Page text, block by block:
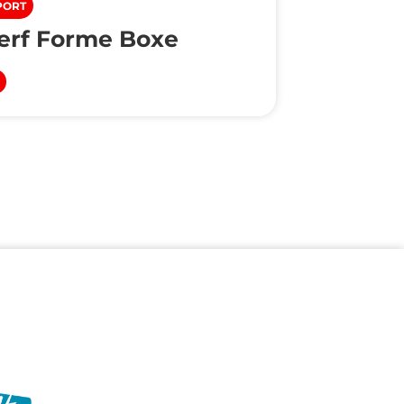
Forme Boxe